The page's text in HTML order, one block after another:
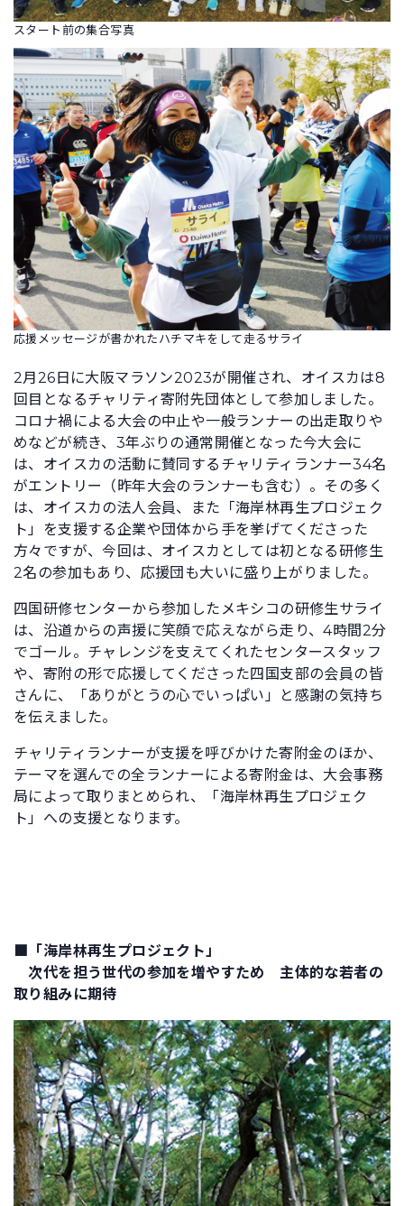
スタート前の集合写真
応援メッセージが書かれたハチマキをして走るサライ
2月26日に大阪マラソン2023が開催され、オイスカは8
回目となるチャリティ寄附先団体として参加しました。
コロナ禍による大会の中止や一般ランナーの出走取りや
めなどが続き、3年ぶりの通常開催となった今大会に
は、オイスカの活動に賛同するチャリティランナー34名
がエントリー（昨年大会のランナーも含む）。その多く
は、オイスカの法人会員、また「海岸林再生プロジェク
ト」を支援する企業や団体から手を挙げてくださった
方々ですが、今回は、オイスカとしては初となる研修生
2名の参加もあり、応援団も大いに盛り上がりました。
四国研修センターから参加したメキシコの研修生サライ
は、沿道からの声援に笑顔で応えながら走り、4時間2分
でゴール。チャレンジを支えてくれたセンタースタッフ
や、寄附の形で応援してくださった四国支部の会員の皆
さんに、「ありがとうの心でいっぱい」と感謝の気持ち
を伝えました。
チャリティランナーが支援を呼びかけた寄附金のほか、
テーマを選んでの全ランナーによる寄附金は、大会事務
局によって取りまとめられ、「海岸林再生プロジェク
ト」への支援となります。
■「海岸林再生プロジェクト」
次代を担う世代の参加を増やすため 主体的な若者の
取り組みに期待